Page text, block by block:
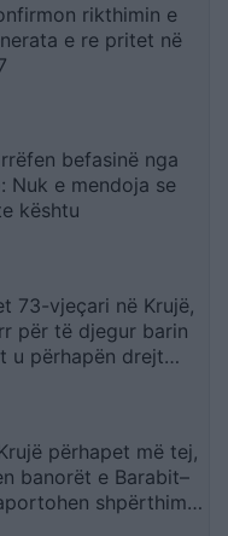
rikthimin e
e re pritet në
befasinë nga
Nuk e mendoja se
kështu
73-vjeçari në Krujë,
për të djegur barin
u përhapën drejt
përhapet më tej,
banorët e Barabit–
shpërthime